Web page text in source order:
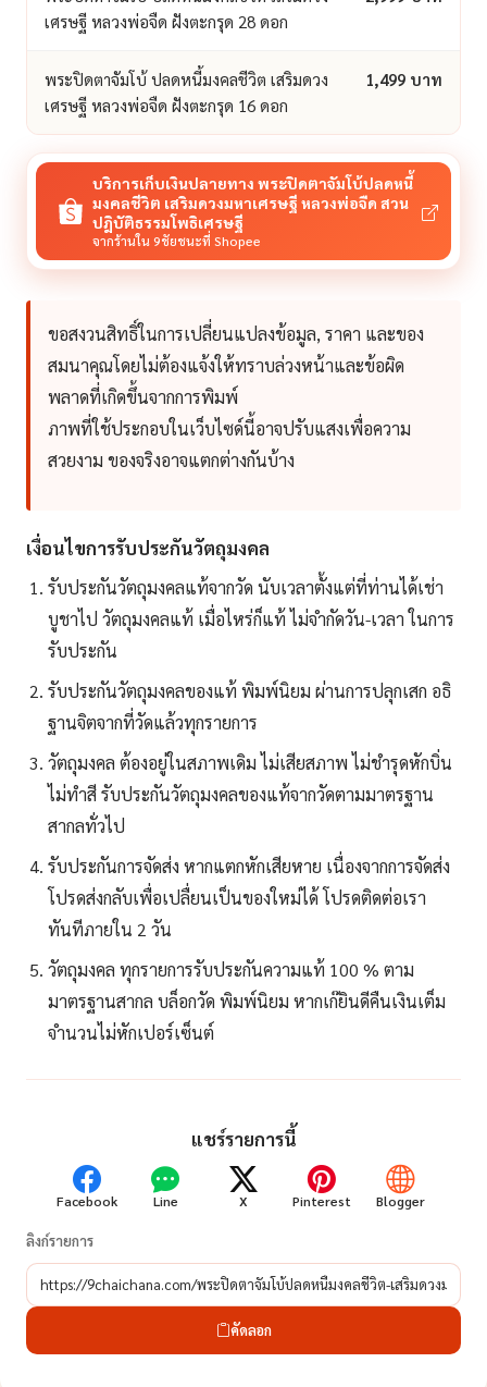
เศรษฐี หลวงพ่อจืด ฝังตะกรุด 28 ดอก
พระปิดตาจัมโบ้ ปลดหนี้มงคลชีวิต เสริมดวง
เศรษฐี หลวงพ่อจืด ฝังตะกรุด 16 ดอก
1,499 บาท
บริการเก็บเงินปลายทาง พระปิดตาจัมโบ้ปลดหนี้
มงคลชีวิต เสริมดวงมหาเศรษฐี หลวงพ่อจืด สวน
ปฎิบัติธรรมโพธิเศรษฐี
จากร้านใน 9ชัยชนะที่ Shopee
ขอสงวนสิทธิ์ในการเปลี่ยนแปลงข้อมูล, ราคา และของ
สมนาคุณโดยไม่ต้องแจ้งให้ทราบล่วงหน้าและข้อผิด
พลาดที่เกิดขึ้นจากการพิมพ์
ภาพที่ใช้ประกอบในเว็บไซด์นี้อาจปรับแสงเพื่อความ
สวยงาม ของจริงอาจแตกต่างกันบ้าง
เงื่อนไขการรับประกันวัตถุมงคล
รับประกันวัตถุมงคลแท้จากวัด นับเวลาตั้งแต่ที่ท่านได้เช่า
บูชาไป วัตถุมงคลแท้ เมื่อไหร่ก็แท้ ไม่จำกัดวัน-เวลา ในการ
รับประกัน
รับประกันวัตถุมงคลของแท้ พิมพ์นิยม ผ่านการปลุกเสก อธิ
ฐานจิตจากที่วัดแล้วทุกรายการ
วัตถุมงคล ต้องอยู่ในสภาพเดิม ไม่เสียสภาพ ไม่ชำรุดหักบิ่น
ไม่ทำสี รับประกันวัตถุมงคลของแท้จากวัดตามมาตรฐาน
สากลทั่วไป
รับประกันการจัดส่ง หากแตกหักเสียหาย เนื่องจากการจัดส่ง
โปรดส่งกลับเพื่อเปลื่ยนเป็นของใหม่ได้ โปรดติดต่อเรา
ทันทีภายใน 2 วัน
วัตถุมงคล ทุกรายการรับประกันความแท้ 100 % ตาม
มาตรฐานสากล บล็อกวัด พิมพ์นิยม หากเก๊ยินดีคืนเงินเต็ม
จำนวนไม่หักเปอร์เซ็นต์
แชร์รายการนี้
Facebook Line X Pinterest Blogger
ลิงก์รายการ
คัดลอก